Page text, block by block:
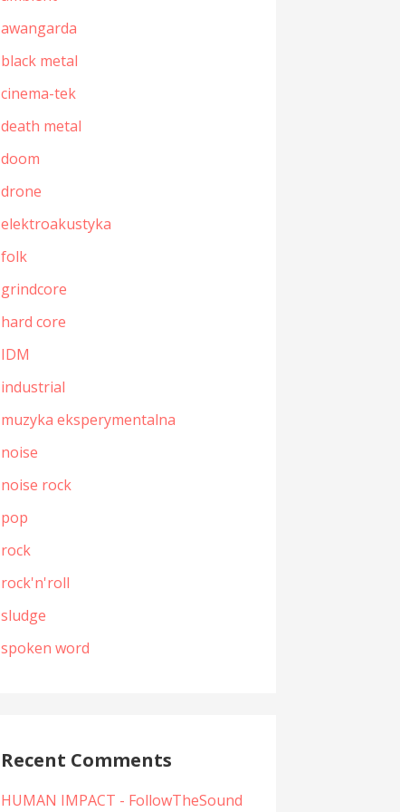
awangarda
black metal
cinema-tek
death metal
doom
drone
elektroakustyka
folk
grindcore
hard core
IDM
industrial
muzyka eksperymentalna
noise
noise rock
pop
rock
rock'n'roll
sludge
spoken word
Recent Comments
HUMAN IMPACT - FollowTheSound